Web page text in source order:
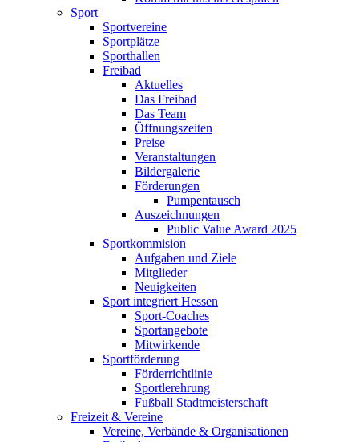
Sport
Sportvereine
Sportplätze
Sporthallen
Freibad
Aktuelles
Das Freibad
Das Team
Öffnungszeiten
Preise
Veranstaltungen
Bildergalerie
Förderungen
Pumpentausch
Auszeichnungen
Public Value Award 2025
Sportkommision
Aufgaben und Ziele
Mitglieder
Neuigkeiten
Sport integriert Hessen
Sport-Coaches
Sportangebote
Mitwirkende
Sportförderung
Förderrichtlinie
Sportlerehrung
Fußball Stadtmeisterschaft
Freizeit & Vereine
Vereine, Verbände & Organisationen